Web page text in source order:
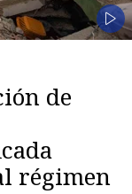
de
régimen